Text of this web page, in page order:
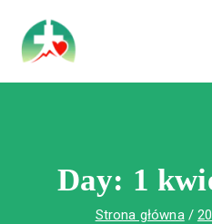
treści
Wojewódzki
Św. Rafała w
Day: 1
Strona główna